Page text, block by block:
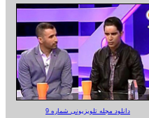
دانلود مجله تلویزیونی شماره 9